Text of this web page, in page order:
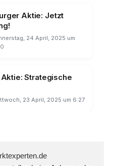
Aktie: Jetzt
24 April, 2025 um
Strategische
23 April, 2025 um 6:27